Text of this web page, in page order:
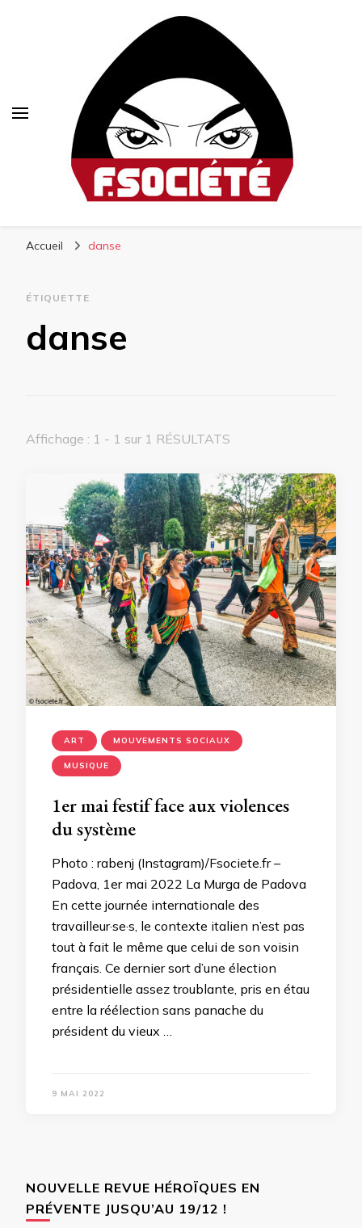
Accueil danse
ÉTIQUETTE
danse
Affichage : 1 - 1 sur 1 RÉSULTATS
ART MOUVEMENTS SOCIAUX
MUSIQUE
1er mai festif face aux violences
du système
Photo : rabenj (Instagram)/Fsociete.fr –
Padova, 1er mai 2022 La Murga de Padova
En cette journée internationale des
travailleur·se·s, le contexte italien n’est pas
tout à fait le même que celui de son voisin
français. Ce dernier sort d’une élection
présidentielle assez troublante, pris en étau
entre la réélection sans panache du
président du vieux …
9 MAI 2022
NOUVELLE REVUE HÉROÏQUES EN
PRÉVENTE JUSQU’AU 19/12 !